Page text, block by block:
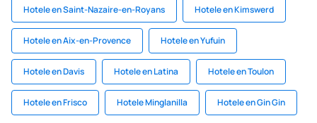
Hotele en Saint-Nazaire-en-Royans Hotele en Kimswerd
Hotele en Aix-en-Provence Hotele en Yufuin
Hotele en Davis Hotele en Latina Hotele en Toulon
Hotele en Frisco Hotele Minglanilla Hotele en Gin Gin